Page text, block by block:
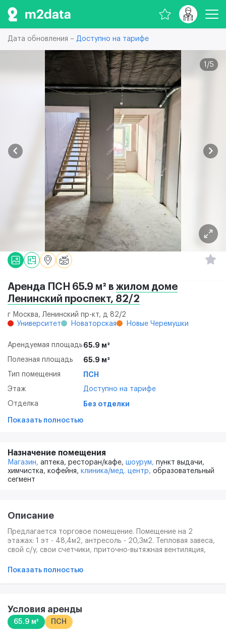
Дата обновления – Доступно на тарифе
1 /5
Аренда ПСН 65.9 м² в жилом доме
Ленинский проспект, 82/2
г Москва, Ленинский пр-кт, д 82/2
Университет
Новаторская Новые Черемушки
Арендуемая площадь 65.9 м²
Полезная площадь 65.9 м²
Тип помещения ПСН
Этаж Доступно на тарифе
Отделка Без отделки
Показать полностью
Назначение помещения
Магазин, аптека, ресторан/кафе, шоурум, пункт выдачи,
химчистка, кофейня, клиника/мед. центр, образовательный
сегмент
Описание
Предлагается торговое помещение. Помещение на 2
этажах: 1 эт - 48,4м2, антресоль - 20,3м2. Тепловая завеса,
свой с/у, свои счетчики, приточно-вытяжная вентиляция,
Густонаселенный район, стихийная парковка перед
Кенгуру, Стильные кухни. Помещение под чистовую
отделку, витринные окна, 2 входа - на улицу и во
двор.Потолки 3 метра. Нужное количество Квт.
Показать полностью
Условия аренды
65.9 м² ПСН